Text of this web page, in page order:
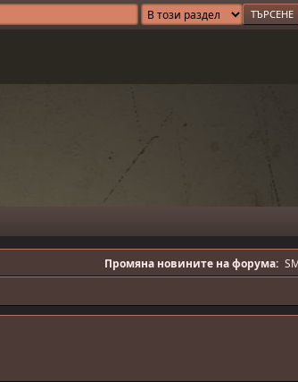
Промяна новините на форума: